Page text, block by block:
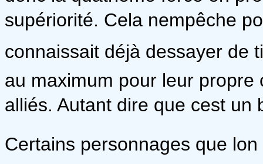
supériorité. Cela nempêche
connaissait déjà dessayer
au maximum pour leur
alliés. Autant dire que cest un
Certains personnages que